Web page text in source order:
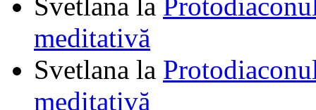
Svetlana la
meditativă
Svetlana la
meditativă